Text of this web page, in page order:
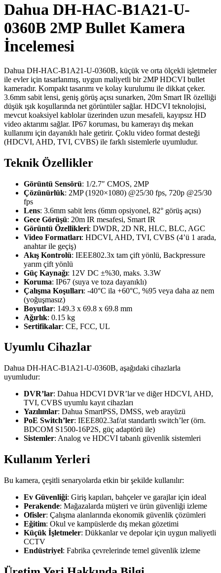
Dahua DH-HAC-B1A21-U-
0360B 2MP Bullet Kamera
İncelemesi
Dahua DH-HAC-B1A21-U-0360B, küçük ve orta ölçekli işletmeler
ile evler için tasarlanmış, uygun maliyetli bir 2MP HDCVI bullet
kameradır. Kompakt tasarımı ve kolay kurulumu ile dikkat çeker.
3.6mm sabit lensi, geniş görüş açısı sunarken, 20m Smart IR özelliği
düşük ışık koşullarında net görüntüler sağlar. HDCVI teknolojisi,
mevcut koaksiyel kablolar üzerinden uzun mesafeli, kayıpsız HD
video aktarımı sağlar. IP67 koruması, bu kamerayı dış mekan
kullanımı için dayanıklı hale getirir. Çoklu video format desteği
(HDCVI, AHD, TVI, CVBS) ile farklı sistemlerle uyumludur.
Teknik Özellikler
Görüntü Sensörü: 1/2.7″ CMOS, 2MP
Çözünürlük: 2MP (1920×1080) @25/30 fps, 720p @25/30
fps
Lens: 3.6mm sabit lens (6mm opsiyonel, 82° görüş açısı)
Gece Görüşü: 20m IR mesafesi, Smart IR
Görüntü Özellikleri: DWDR, 2D NR, HLC, BLC, AGC
Video Formatları: HDCVI, AHD, TVI, CVBS (4’ü 1 arada,
anahtar ile geçiş)
Akış Kontrolü: IEEE802.3x tam çift yönlü, Backpressure
yarım çift yönlü
Güç Kaynağı: 12V DC ±%30, maks. 3.3W
Koruma: IP67 (suya ve toza dayanıklı)
Çalışma Koşulları: -40°C ila +60°C, %95 veya daha az nem
(yoğuşmasız)
Boyutlar: 149.3 x 69.8 x 69.8 mm
Ağırlık: 0.15 kg
Sertifikalar: CE, FCC, UL
Uyumlu Cihazlar
Dahua DH-HAC-B1A21-U-0360B, aşağıdaki cihazlarla
uyumludur:
DVR’lar: Dahua HDCVI DVR’lar ve diğer HDCVI, AHD,
TVI, CVBS uyumlu kayıt cihazları
Yazılımlar: Dahua SmartPSS, DMSS, web arayüzü
PoE Switch’ler: IEEE802.3af/at standartlı switch’ler (örn.
BDCOM S1500-16P2S, güç adaptörü ile)
Sistemler: Analog ve HDCVI tabanlı güvenlik sistemleri
Kullanım Yerleri
Bu kamera, çeşitli senaryolarda etkin bir şekilde kullanılır:
Ev Güvenliği: Giriş kapıları, bahçeler ve garajlar için ideal
Perakende: Mağazalarda müşteri ve ürün güvenliği izleme
Ofisler: Çalışma alanlarında ekonomik güvenlik çözümleri
Eğitim: Okul ve kampüslerde dış mekan gözetimi
Küçük İşletmeler: Dükkanlar ve depolar için uygun maliyetli
CCTV
Endüstriyel: Fabrika çevrelerinde temel güvenlik izleme